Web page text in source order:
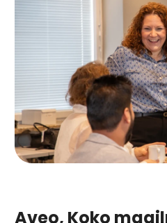
Aveo, Koko